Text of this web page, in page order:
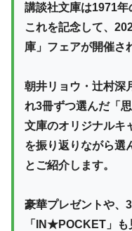
講談社文庫は1971年
これを記念して、
庫」フェアが開催さ
朝井リョウ・辻村深
れ3冊ずつ選んだ「
文庫のオリジナルキ
を振り返りながら選
とご紹介します。
豪華プレゼントや、
「IN★POCKET」も